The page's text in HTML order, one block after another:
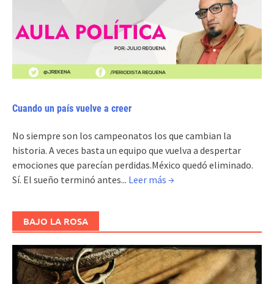
Cuando un país vuelve a creer
No siempre son los campeonatos los que cambian la
historia. A veces basta un equipo que vuelva a despertar
emociones que parecían perdidas.México quedó eliminado.
Sí. El sueño terminó antes... Leer más →
BAJO LA ROSA